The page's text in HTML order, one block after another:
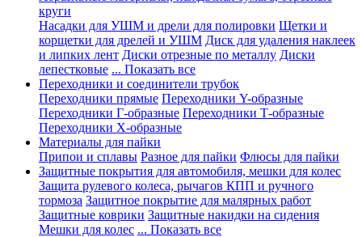
круги
Насадки для УШМ и дрели для полировки Щетки и
корщетки для дрелей и УШМ Диск для удаления наклеек
и липких лент Диски отрезные по металлу Диски
лепестковые ... Показать все
Переходники и соединители трубок
Переходники прямые Переходники Y-образные
Переходники Г-образные Переходники Т-образные
Переходники Х-образные
Материалы для пайки
Припои и сплавы Разное для пайки Флюсы для пайки
Защитные покрытия для автомобиля, мешки для колес
Защита рулевого колеса, рычагов КПП и ручного
тормоза Защитное покрытие для малярных работ
Защитные коврики Защитные накидки на сидения
Мешки для колес ... Показать все